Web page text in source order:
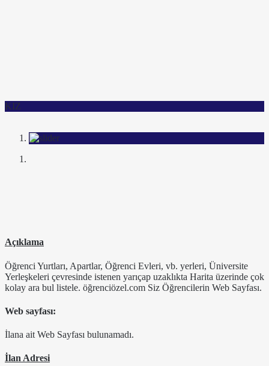
KIZ
Açıklama
Öğrenci Yurtları, Apartlar, Öğrenci Evleri, vb. yerleri, Üniversite
Yerleşkeleri çevresinde istenen yarıçap uzaklıkta Harita üzerinde çok
kolay ara bul listele. öğrenciözel.com Siz Öğrencilerin Web Sayfası.
Web sayfası:
İlana ait Web Sayfası bulunamadı.
İlan Adresi